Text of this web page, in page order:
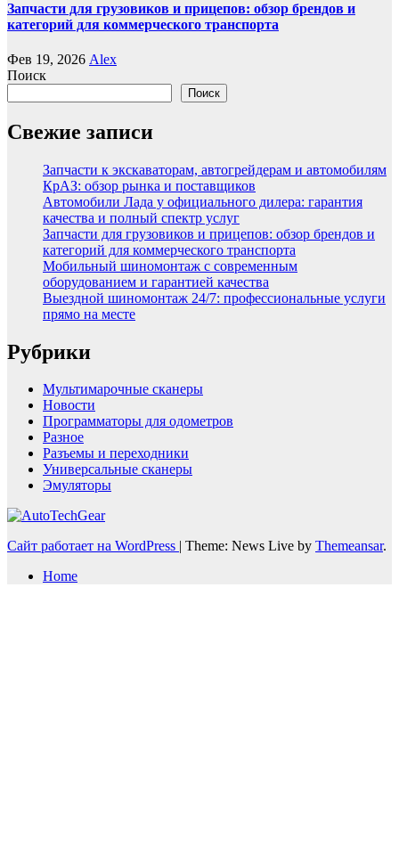
Запчасти для грузовиков и прицепов: обзор брендов и
категорий для коммерческого транспорта
Фев 19, 2026 Alex
Поиск
Поиск
Свежие записи
Запчасти к экскаваторам, автогрейдерам и автомобилям
КрАЗ: обзор рынка и поставщиков
Автомобили Лада у официального дилера: гарантия
качества и полный спектр услуг
Запчасти для грузовиков и прицепов: обзор брендов и
категорий для коммерческого транспорта
Мобильный шиномонтаж с современным
оборудованием и гарантией качества
Выездной шиномонтаж 24/7: профессиональные услуги
прямо на месте
Рубрики
Мультимарочные сканеры
Новости
Программаторы для одометров
Разное
Разъемы и переходники
Универсальные сканеры
Эмуляторы
Сайт работает на WordPress | Theme: News Live by Themeansar.
Home